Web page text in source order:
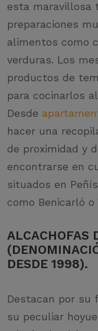
esta maravillosa
preparaciones
alimentos como
verduras. Los
productos de
para cocinarlos
Desde
hacer una
de proximidad y
encontrarse en
situados en
como Benicarló o
ALCACHOFAS
DESDE 1998).
Destacan por su
su peculiar